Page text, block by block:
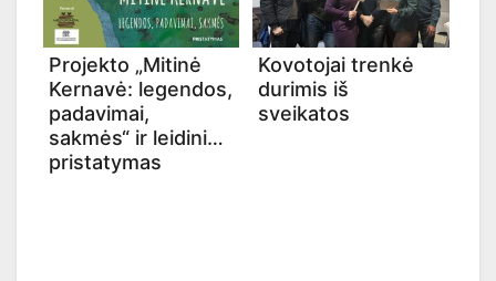
Projekto „Mitinė
Kernavė: legendos,
padavimai,
sakmės“ ir leidinio
pristatymas
Kovotojai trenkė
durimis iš
sveikatos